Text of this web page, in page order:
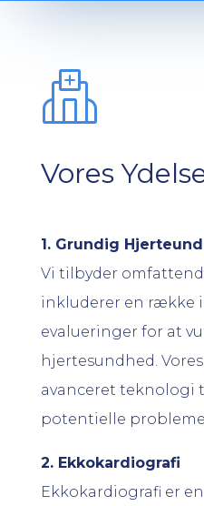
Vores
1. Grundig
Vi tilbyder
inkluderer en række
evalueringer for at
hjertesundhed.
avanceret teknologi
potentielle
2. Ekkokardiografi
Ekkokardiografi er